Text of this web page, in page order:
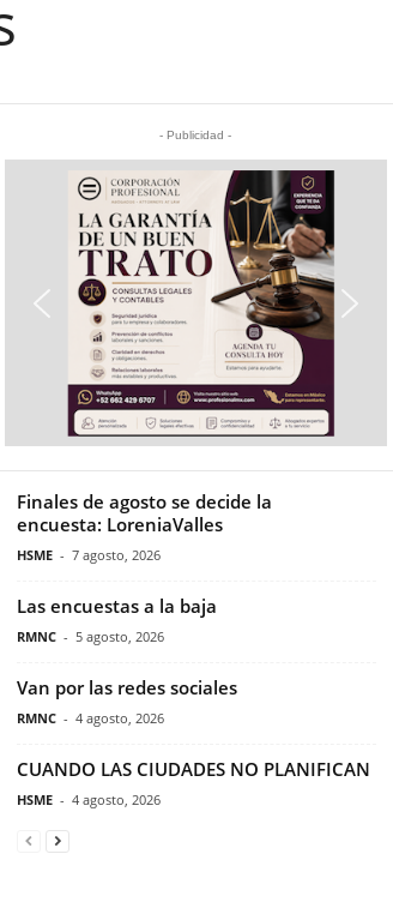
- Publicidad -
Finales de agosto se decide la
encuesta: LoreniaValles
HSME - 7 agosto, 2026
Las encuestas a la baja
RMNC - 5 agosto, 2026
Van por las redes sociales
RMNC - 4 agosto, 2026
CUANDO LAS CIUDADES NO PLANIFICAN
HSME - 4 agosto, 2026